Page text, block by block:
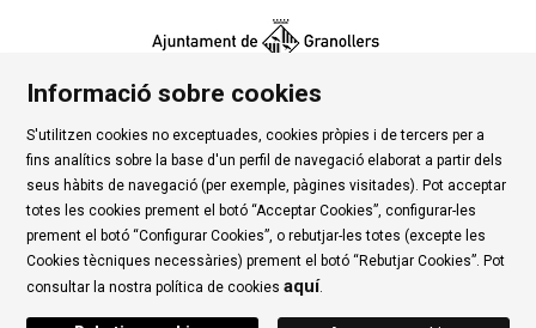
Contacte | Instància Genèrica | Alta Tercers
|
Ús de Cookies
| Política de privadesa | Avís Legal
|
Condicions d'ús Roca Umbert
Link a rssLink a instagramLink a youtubeLink a twitter
Link
Informació sobre cookies
S'utilitzen cookies no exceptuades, cookies pròpies i de tercers per a
fins analítics sobre la base d'un perfil de navegació elaborat a partir dels
seus hàbits de navegació (per exemple, pàgines visitades). Pot acceptar
totes les cookies prement el botó “Acceptar Cookies”, configurar-les
prement el botó “Configurar Cookies”, o rebutjar-les totes (excepte les
Cookies tècniques necessàries) prement el botó “Rebutjar Cookies”. Pot
consultar la nostra política de cookies aquí.